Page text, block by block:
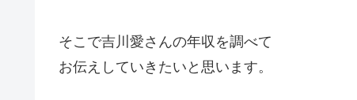
そこで吉川愛さんの年収を調べて
お伝えしていきたいと思います。